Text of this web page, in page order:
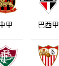
甲 巴西甲